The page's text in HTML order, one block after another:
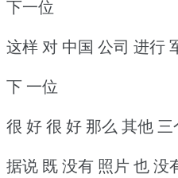
下一位
这样 对 中国 公司 进行
下 一位
很 好 很 好 那么 其他
据说 既 没有 照片 也 没